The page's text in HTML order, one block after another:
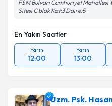
FSM Bulvarı Cumhuriyet Mahallesi
Sitesi C blok Kat:3 Daire:5
En Yakın Saatler
Yarın
12:00
Yarın
13:00
Uzm. Psk.